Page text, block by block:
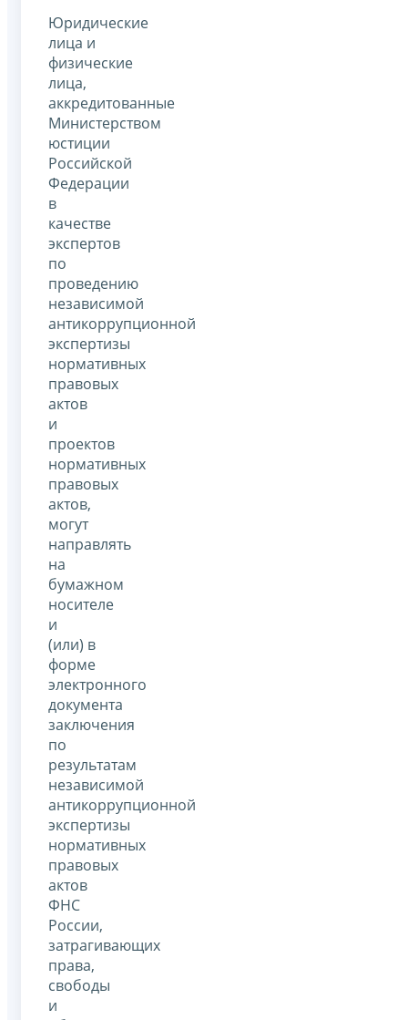
Юридические
лица и
физические
лица,
аккредитованные
Министерством
юстиции
Российской
Федерации
в
качестве
экспертов
по
проведению
независимой
антикоррупционной
экспертизы
нормативных
правовых
актов
и
проектов
нормативных
правовых
актов,
могут
направлять
на
бумажном
носителе
и
(или) в
форме
электронного
документа
заключения
по
результатам
независимой
антикоррупционной
экспертизы
нормативных
правовых
актов
ФНС
России,
затрагивающих
права,
свободы
и